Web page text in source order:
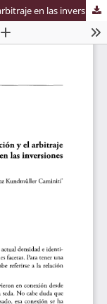
La densidad de la última globalización y el arbitraje en las inversiones